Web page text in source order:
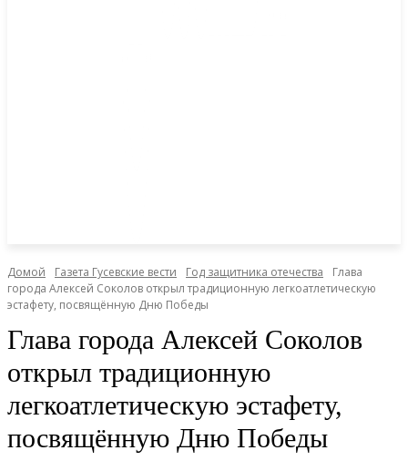
Домой Газета Гусевские вести Год защитника отечества
Глава
города Алексей Соколов открыл традиционную легкоатлетическую
эстафету, посвящённую Дню Победы
Глава города Алексей Соколов
открыл традиционную
легкоатлетическую эстафету,
посвящённую Дню Победы